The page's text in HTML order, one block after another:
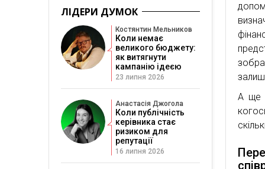
А ще
ЛІДЕРИ ДУМОК
Костянтин Мельников
Коли немає
великого бюджету:
як витягнути
кампанію ідеєю
23 липня 2026
Анастасія Джогола
Коли публічність
керівника стає
ризиком для
репутації
16 липня 2026